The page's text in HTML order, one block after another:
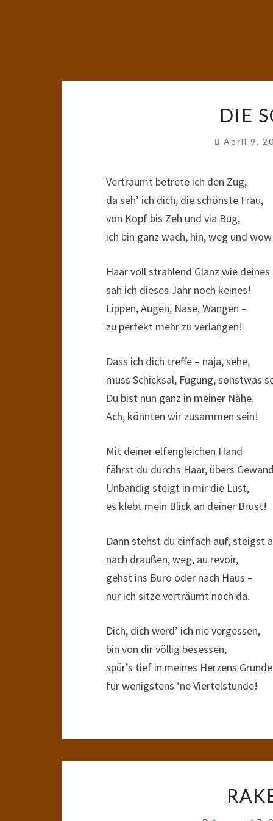
DIE
April 9,
Verträumt betrete ich den Zug,
da seh’ ich dich, die schönste Frau,
von Kopf bis Zeh und via Bug,
ich bin ganz wach, hin, weg und
Haar voll strahlend Glanz wie deines
sah ich dieses Jahr noch keines!
Lippen, Augen, Nase, Wangen –
zu perfekt mehr zu verlangen!
Dass ich dich treffe – naja, sehe,
muss Schicksal, Fügung, sonstwas
Du bist nun ganz in meiner Nähe.
Ach, könnten wir zusammen sein!
Mit deiner elfengleichen Hand
fährst du durchs Haar, übers
Unbändig steigt in mir die Lust,
es klebt mein Blick an deiner Brust!
Dann stehst du einfach auf, steigst
nach draußen, weg, au revoir,
gehst ins Büro oder nach Haus –
nur ich sitze verträumt noch da.
Dich, dich werd’ ich nie vergessen,
bin von dir völlig besessen,
spür’s tief in meines Herzens
für wenigstens ‘ne Viertelstunde!